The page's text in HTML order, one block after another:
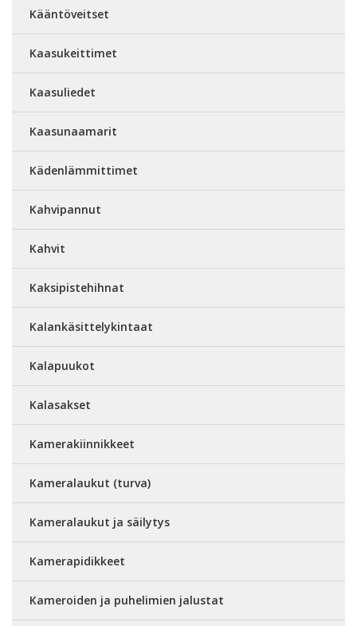
Kääntöveitset
Kaasukeittimet
Kaasuliedet
Kaasunaamarit
Kädenlämmittimet
Kahvipannut
Kahvit
Kaksipistehihnat
Kalankäsittelykintaat
Kalapuukot
Kalasakset
Kamerakiinnikkeet
Kameralaukut (turva)
Kameralaukut ja säilytys
Kamerapidikkeet
Kameroiden ja puhelimien jalustat